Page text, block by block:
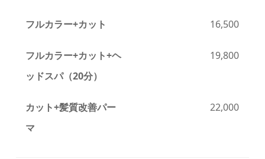
フルカラー+カット 16,500
フルカラー+カット+ヘ
ッドスパ（20分）
19,800
カット+髪質改善パー
マ
22,000